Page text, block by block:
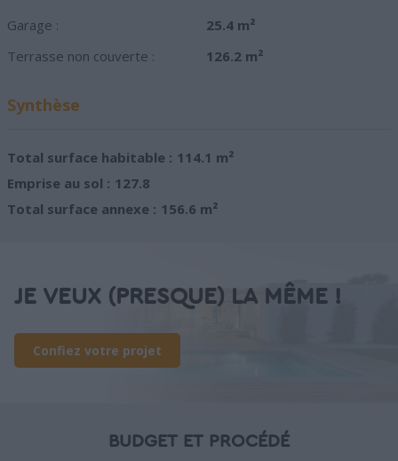
Garage :
25.4 m²
Terrasse non couverte :
126.2 m²
Synthèse
Total surface habitable : 114.1 m²
Emprise au sol : 127.8
Total surface annexe : 156.6 m²
JE VEUX (PRESQUE) LA MÊME !
Confiez votre projet
BUDGET ET PROCÉDÉ